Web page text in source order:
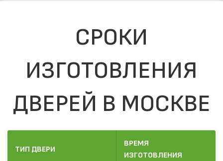
СРОКИ
ИЗГОТОВЛЕНИЯ
ДВЕРЕЙ В МОСКВЕ
ТИП ДВЕРИ
ВРЕМЯ
ИЗГОТОВЛЕНИЯ